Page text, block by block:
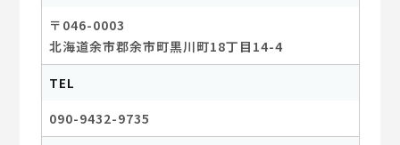
〒046-0003
北海道余市郡余市町黒川町18丁目14-4
TEL
090-9432-9735